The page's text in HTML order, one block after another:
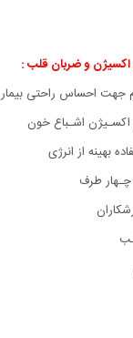
و ضربان قلب :
جهت احساس راحتی بیمار
اکسـیژن اشـباع خون
بهینه از انرژی
طرف